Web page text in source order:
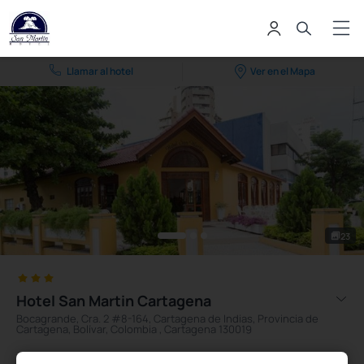
Llamar al hotel Ver en el Mapa
23
Hotel San Martin Cartagena
Bocagrande, Cra. 2 #8-164, Cartagena de Indias, Provincia de
Cartagena, Bolívar, Colombia , Cartagena 130019